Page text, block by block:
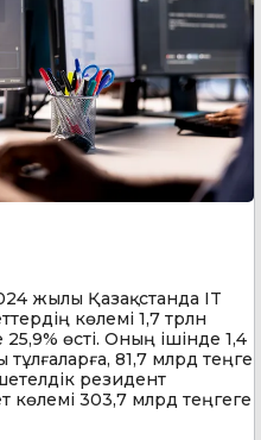
жылы Қазақстанда IT
көлемі 1,7 трлн
өсті. Оның ішінде 1,4
81,7 млрд теңге
резидент
көлемі 303,7 млрд теңгеге